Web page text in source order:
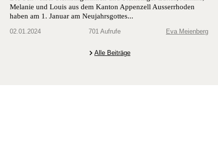
Melanie und Louis aus dem Kan­ton Appen­zell Ausser­rho­den
haben am 1. Jan­u­ar am Neu­jahrs­gottes­...
02.01.2024 701 Aufrufe Eva Meienberg
Alle Beiträge